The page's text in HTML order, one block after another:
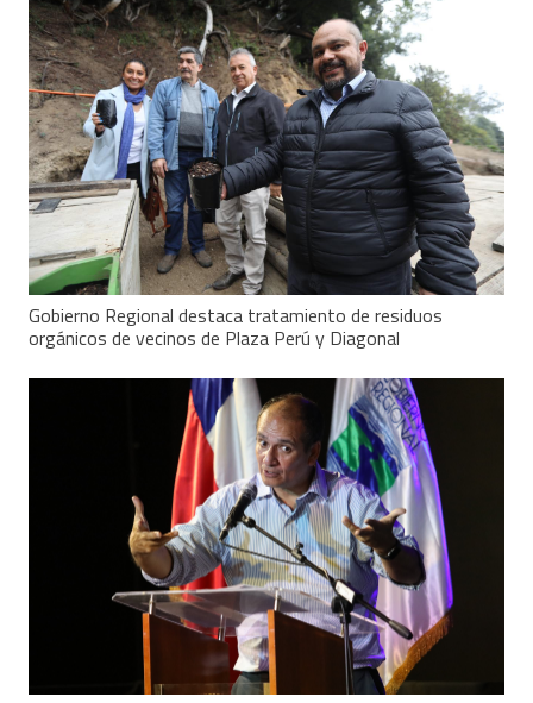
Gobierno Regional destaca tratamiento de residuos
orgánicos de vecinos de Plaza Perú y Diagonal